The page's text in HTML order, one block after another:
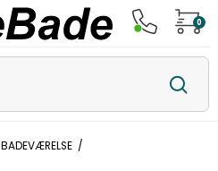
0
BADEVÆRELSE /